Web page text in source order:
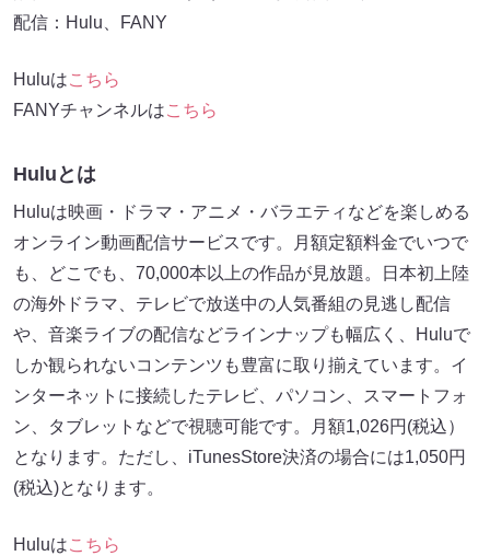
配信：Hulu、FANY
Huluはこちら
FANYチャンネルはこちら
Huluとは
Huluは映画・ドラマ・アニメ・バラエティなどを楽しめる
オンライン動画配信サービスです。月額定額料金でいつで
も、どこでも、70,000本以上の作品が見放題。日本初上陸
の海外ドラマ、テレビで放送中の人気番組の見逃し配信
や、音楽ライブの配信などラインナップも幅広く、Huluで
しか観られないコンテンツも豊富に取り揃えています。イ
ンターネットに接続したテレビ、パソコン、スマートフォ
ン、タブレットなどで視聴可能です。月額1,026円(税込）
となります。ただし、iTunesStore決済の場合には1,050円
(税込)となります。
Huluはこちら